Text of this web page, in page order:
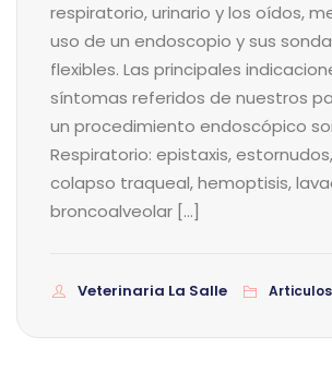
respiratorio, urinario y los oídos,
uso de un endoscopio y sus
flexibles. Las principales
síntomas referidos de nuestros
un procedimiento endoscópico
Respiratorio: epistaxis,
colapso traqueal, hemoptisis,
broncoalveolar […]
Veterinaria La Salle